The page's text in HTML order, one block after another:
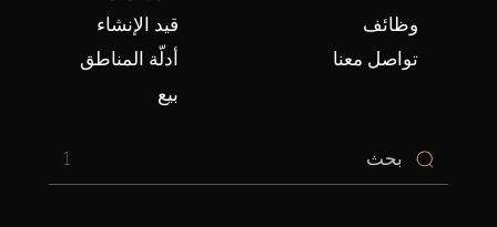
قيد الإنشاء
أدلّة المناطق
بيع
وظائف
تواصل معنا
1